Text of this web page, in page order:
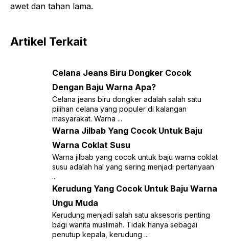
awet dan tahan lama.
Artikel Terkait
Celana Jeans Biru Dongker Cocok
Dengan Baju Warna Apa?
Celana jeans biru dongker adalah salah satu
pilihan celana yang populer di kalangan
masyarakat. Warna ...
Warna Jilbab Yang Cocok Untuk Baju
Warna Coklat Susu
Warna jilbab yang cocok untuk baju warna coklat
susu adalah hal yang sering menjadi pertanyaan
...
Kerudung Yang Cocok Untuk Baju Warna
Ungu Muda
Kerudung menjadi salah satu aksesoris penting
bagi wanita muslimah. Tidak hanya sebagai
penutup kepala, kerudung ...